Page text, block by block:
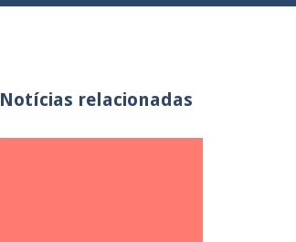
Notícias relacionadas